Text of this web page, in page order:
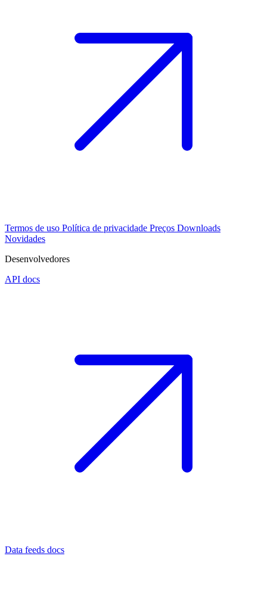
Termos de uso Política de privacidade Preços Downloads
Novidades
Desenvolvedores
API docs
Data feeds docs